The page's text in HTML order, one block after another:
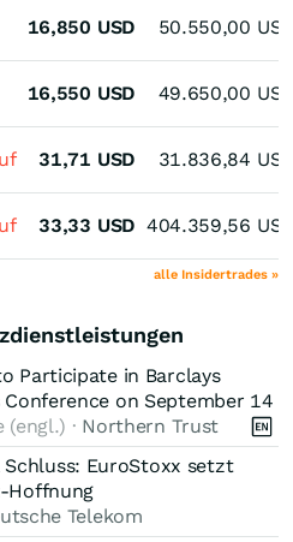
16,850 USD 50.550,00
16,550 USD 49.650,00
31,71 USD 31.836,84
33,33 USD 404.359,56
alle Insidertrades »
Participate in Barclays
on September 14
(engl.) · Northern Trust
Schluss: EuroStoxx setzt
Hoffnung
Telekom